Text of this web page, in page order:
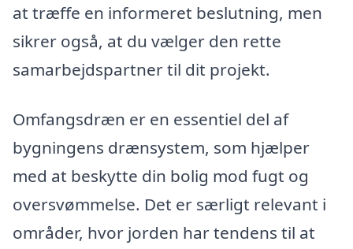
at træffe en informeret beslutning, men
sikrer også, at du vælger den rette
samarbejdspartner til dit projekt.
Omfangsdræn er en essentiel del af
bygningens drænsystem, som hjælper
med at beskytte din bolig mod fugt og
oversvømmelse. Det er særligt relevant i
områder, hvor jorden har tendens til at